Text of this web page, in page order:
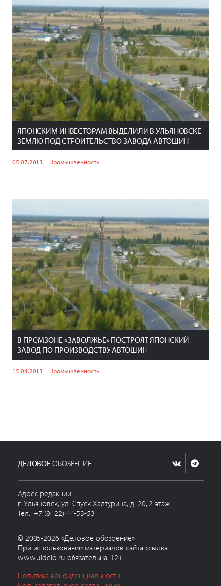
ЯПОНСКИМ ИНВЕСТОРАМ ВЫДЕЛИЛИ В УЛЬЯНОВСКЕ
ЗЕМЛЮ ПОД СТРОИТЕЛЬСТВО ЗАВОДА АВТОШИН
05.07.2013 Промышленность
В ПРОМЗОНЕ «ЗАВОЛЖЬЕ» ПОСТРОЯТ ЯПОНСКИЙ
ЗАВОД ПО ПРОИЗВОДСТВУ АВТОШИН
15.04.2013 Промышленность
ДЕЛОВОЕОБОЗРЕНИЕ
Адрес редакции:
г. Ульяновск, ул. Спуск Халтурина, д. 20, 2 этаж
Тел.: +7 (8422) 44-53-53
© 2005-2026 «Деловое обозрение»
При использовании материалов сайта ссылка
www.uldelo.ru обязательна. 12+
Политика конфиденциальности